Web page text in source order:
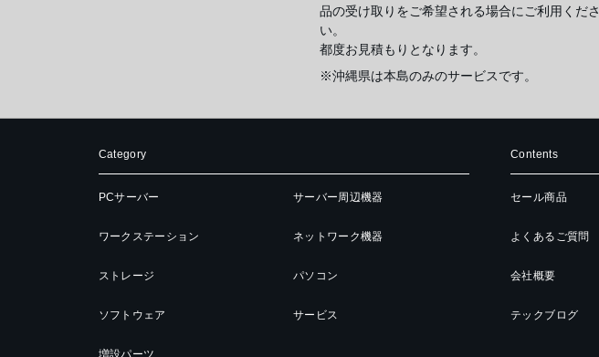
品の受け取りをご希望される場合にご利用くださ
い。
都度お見積もりとなります。
※沖縄県は本島のみのサービスです。
Category
PCサーバー
ワークステーション
ストレージ
ソフトウェア
増設パーツ
サーバー周辺機器
ネットワーク機器
パソコン
サービス
Contents
セール商品
よくあるご質問
会社概要
テックブログ